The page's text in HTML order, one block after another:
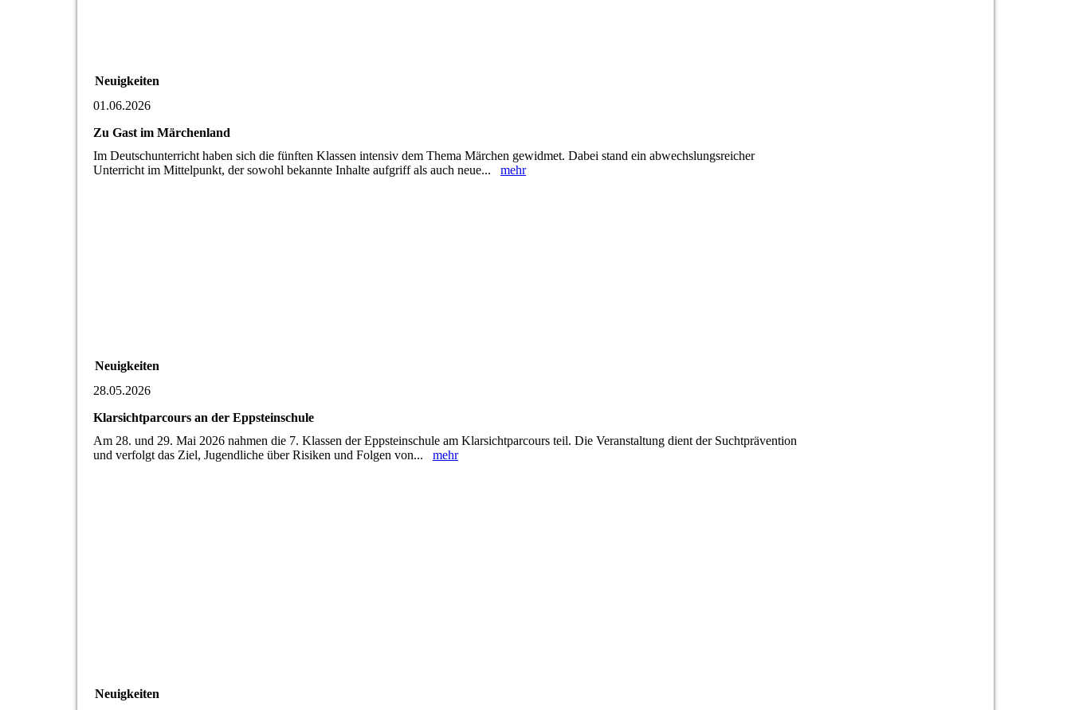
Neuigkeiten
01.06.2026
Zu Gast im Märchenland
Im Deutschunterricht haben sich die fünften Klassen intensiv dem Thema Märchen gewidmet. Dabei stand ein abwechslungsreicher
Unterricht im Mittelpunkt, der sowohl bekannte Inhalte aufgriff als auch neue... mehr
Neuigkeiten
28.05.2026
Klarsichtparcours an der Eppsteinschule
Am 28. und 29. Mai 2026 nahmen die 7. Klassen der Eppsteinschule am Klarsichtparcours teil. Die Veranstaltung dient der Suchtprävention
und verfolgt das Ziel, Jugendliche über Risiken und Folgen von... mehr
Neuigkeiten